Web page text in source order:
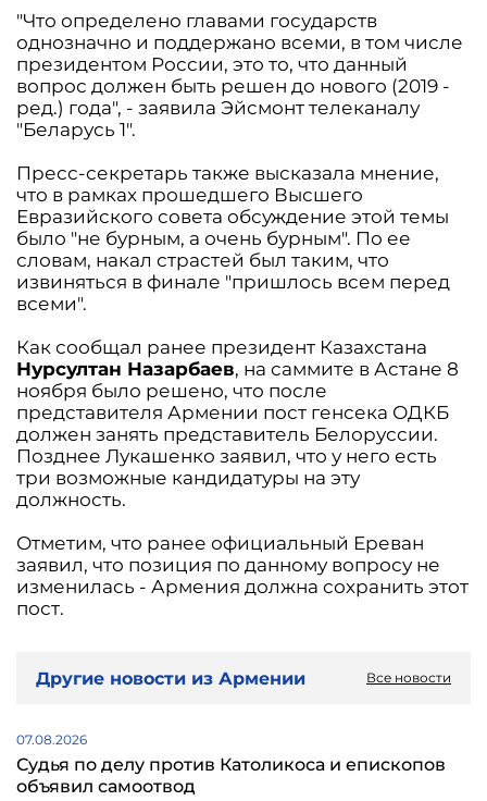
"Что определено главами государств
однозначно и поддержано всеми, в том числе
президентом России, это то, что данный
вопрос должен быть решен до нового (2019 -
ред.) года", - заявила Эйсмонт телеканалу
"Беларусь 1".
Пресс-секретарь также высказала мнение,
что в рамках прошедшего Высшего
Евразийского совета обсуждение этой темы
было "не бурным, а очень бурным". По ее
словам, накал страстей был таким, что
извиняться в финале "пришлось всем перед
всеми".
Как сообщал ранее президент Казахстана
Нурсултан Назарбаев, на саммите в Астане 8
ноября было решено, что после
представителя Армении пост генсека ОДКБ
должен занять представитель Белоруссии.
Позднее Лукашенко заявил, что у него есть
три возможные кандидатуры на эту
должность.
Отметим, что ранее официальный Ереван
заявил, что позиция по данному вопросу не
изменилась - Армения должна сохранить этот
пост.
Другие новости из Армении Все новости
07.08.2026
Судья по делу против Католикоса и епископов
объявил самоотвод